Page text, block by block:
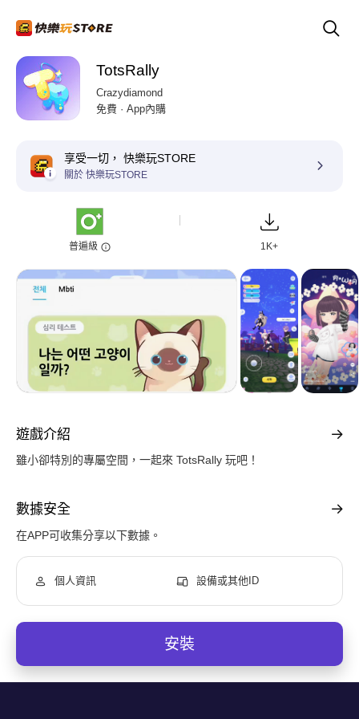
TotsRally
Crazydiamond
免費 · App內購
享受一切， 快樂玩STORE
關於 快樂玩STORE
普遍級 1K+
遊戲介紹
雖小卻特別的專屬空間，一起來 TotsRally 玩吧！
數據安全
在APP可收集分享以下數據。
個人資訊 設備或其他ID
安裝